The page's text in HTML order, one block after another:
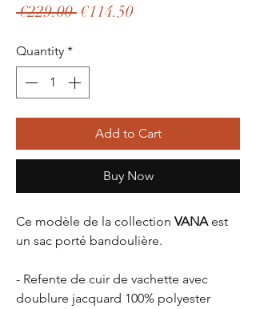
€229.00 Regular
€114.50Sale
Quantity *
Add to Cart
Buy Now
Ce modèle de la collection VANAest
un sac porté bandoulière.
- Refente de cuir de vachette avec
doublure jacquard 100% polyester